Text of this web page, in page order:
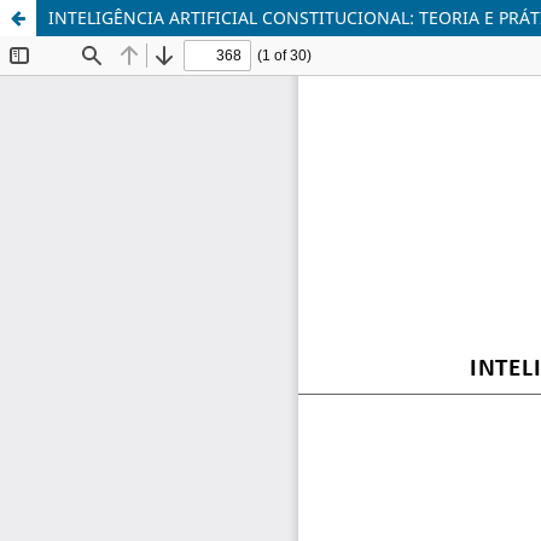
INTELIGÊNCIA ARTIFICIAL CONSTITUCIONAL: TEORIA E